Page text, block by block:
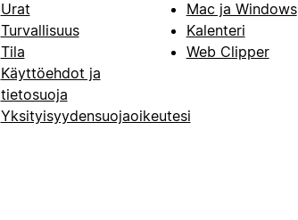
Urat
Turvallisuus
Tila
Käyttöehdot ja
tietosuoja
Yksityisyydensuojaoikeutesi
Mac ja Windows
Kalenteri
Web Clipper